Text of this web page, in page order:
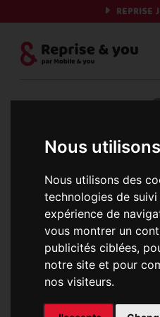
Nous
Nous utilisons des
technologies de
expérience de
vous montrer un
publicités ciblées,
notre site et pour
nos visiteurs.
REPRISE
Préparez votre
Nous
Une erreur est